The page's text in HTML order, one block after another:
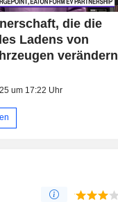
die die
Ladens von
verändern
um 17:22 Uhr